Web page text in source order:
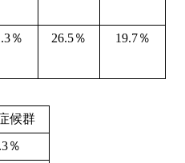
％ 26.5％ 19.7％
候群
％